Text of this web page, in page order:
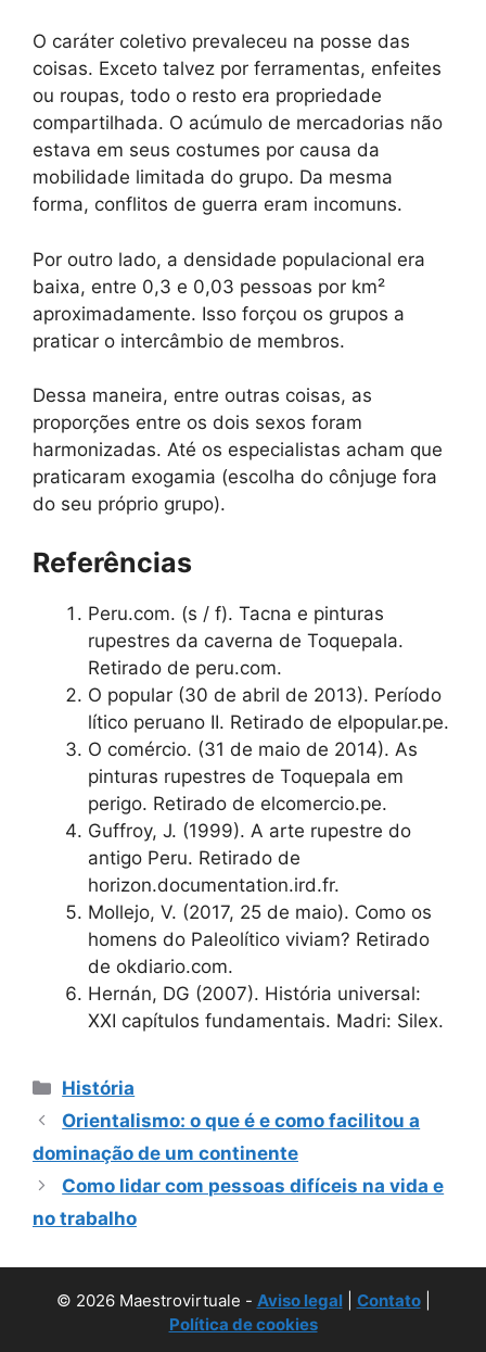
O caráter coletivo prevaleceu na posse das
coisas. Exceto talvez por ferramentas, enfeites
ou roupas, todo o resto era propriedade
compartilhada. O acúmulo de mercadorias não
estava em seus costumes por causa da
mobilidade limitada do grupo. Da mesma
forma, conflitos de guerra eram incomuns.
Por outro lado, a densidade populacional era
baixa, entre 0,3 e 0,03 pessoas por km²
aproximadamente. Isso forçou os grupos a
praticar o intercâmbio de membros.
Dessa maneira, entre outras coisas, as
proporções entre os dois sexos foram
harmonizadas. Até os especialistas acham que
praticaram exogamia (escolha do cônjuge fora
do seu próprio grupo).
Referências
Peru.com. (s / f). Tacna e pinturas
rupestres da caverna de Toquepala.
Retirado de peru.com.
O popular (30 de abril de 2013). Período
lítico peruano II. Retirado de elpopular.pe.
O comércio. (31 de maio de 2014). As
pinturas rupestres de Toquepala em
perigo. Retirado de elcomercio.pe.
Guffroy, J. (1999). A arte rupestre do
antigo Peru. Retirado de
horizon.documentation.ird.fr.
Mollejo, V. (2017, 25 de maio). Como os
homens do Paleolítico viviam? Retirado
de okdiario.com.
Hernán, DG (2007). História universal:
XXI capítulos fundamentais. Madri: Silex.
Categorias
História
Orientalismo: o que é e como facilitou a
dominação de um continente
Como lidar com pessoas difíceis na vida e
no trabalho
© 2026 Maestrovirtuale - Aviso legal| Contato|
Política de cookies